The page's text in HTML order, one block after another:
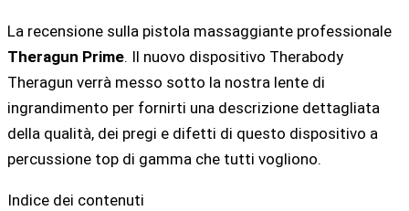
La recensione sulla pistola massaggiante professionale
Theragun Prime. Il nuovo dispositivo Therabody
Theragun verrà messo sotto la nostra lente di
ingrandimento per fornirti una descrizione dettagliata
della qualità, dei pregi e difetti di questo dispositivo a
percussione top di gamma che tutti vogliono.
Indice dei contenuti